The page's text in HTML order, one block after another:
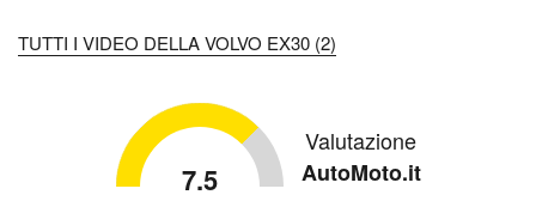
TUTTI I VIDEO DELLA VOLVO EX30 (2)
7.5
Valutazione
AutoMoto.it